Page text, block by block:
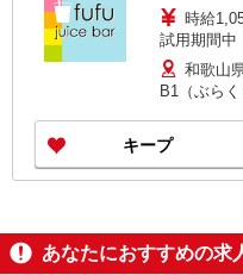
時給
試用期間中
和歌山
B1（ぶら
キープ
あなたにおすすめの求